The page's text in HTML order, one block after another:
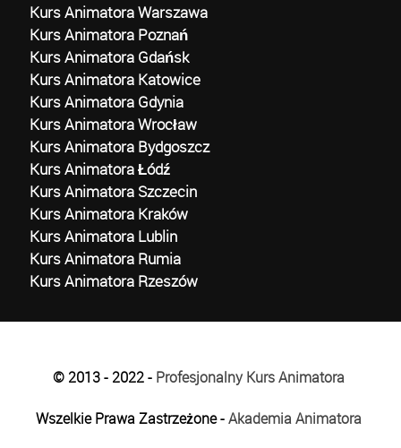
Kurs Animatora Warszawa
Kurs Animatora Poznań
Kurs Animatora Gdańsk
Kurs Animatora Katowice
Kurs Animatora Gdynia
Kurs Animatora Wrocław
Kurs Animatora Bydgoszcz
Kurs Animatora Łódź
Kurs Animatora Szczecin
Kurs Animatora Kraków
Kurs Animatora Lublin
Kurs Animatora Rumia
Kurs Animatora Rzeszów
© 2013 - 2022 - Profesjonalny Kurs Animatora
Wszelkie Prawa Zastrzeżone -Akademia Animatora